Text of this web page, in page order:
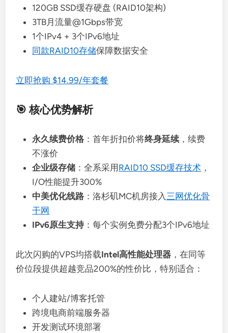
120GB SSD缓存硬盘 (RAID10架构)
3TB月流量@1Gbps带宽
1个IPv4 + 3个IPv6地址
同款RAID10存储保障数据安全
立即抢购 $14.99/年套餐
🎯 核心优势解析
永久续费价格 ：首年折扣价将终身延续 ，续费
不涨价
企业级存储 ：全系采用 RAID10 SSD缓存技术 ，
I/O性能提升300%
中美优化线路 ：洛杉矶MC机房接入三网优化骨
干网
IPv6原生支持：每个实例免费分配3个IPv6地址
此次闪购的VPS均搭载Intel高性能处理器 ，在同等
价位段提供超越竞品200%的性价比，特别适合：
个人建站/博客托管
跨境电商前端服务器
开发测试环境部署